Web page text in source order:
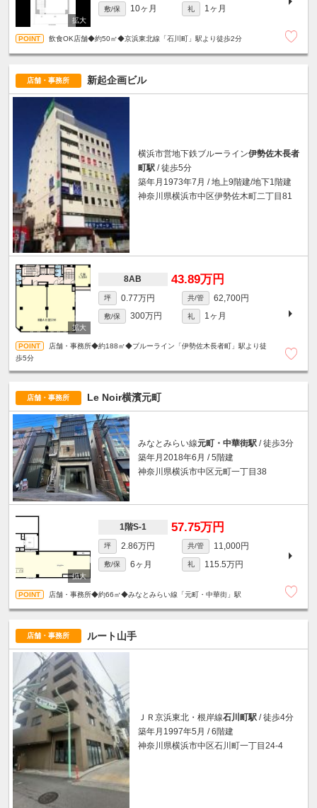
敷/保 10ヶ月 礼 1ヶ月
飲食OK店舗◆約50㎡◆京浜東北線「石川町」駅より徒歩2分
店舗・事務所 新起企画ビル
横浜市営地下鉄ブルーライン伊勢佐木長者
町駅 / 徒歩5分
築年月1973年7月 / 地上9階建/地下1階建
神奈川県横浜市中区伊勢佐木町二丁目81
8AB 43.89万円
坪 0.77万円 共/管 62,700円
敷/保 300万円 礼 1ヶ月
店舗・事務所◆約188㎡◆ブルーライン「伊勢佐木長者町」駅より徒
歩5分
店舗・事務所 Le Noir横濱元町
みなとみらい線元町・中華街駅 / 徒歩3分
築年月2018年6月 / 5階建
神奈川県横浜市中区元町一丁目38
1階S-1 57.75万円
坪 2.86万円 共/管 11,000円
敷/保 6ヶ月 礼 115.5万円
店舗・事務所◆約66㎡◆みなとみらい線「元町・中華街」駅
店舗・事務所 ルート山手
ＪＲ京浜東北・根岸線石川町駅 / 徒歩4分
築年月1997年5月 / 6階建
神奈川県横浜市中区石川町一丁目24-4